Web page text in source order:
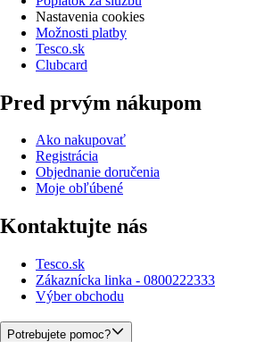
Nastavenia cookies
Možnosti platby
Tesco.sk
Clubcard
Pred prvým nákupom
Ako nakupovať
Registrácia
Objednanie doručenia
Moje obľúbené
Kontaktujte nás
Tesco.sk
Zákaznícka linka - 0800222333
Výber obchodu
Potrebujete pomoc?